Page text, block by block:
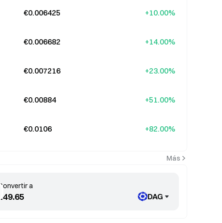
€0.006425 +10.00%
€0.006682 +14.00%
€0.007216 +23.00%
€0.00884 +51.00%
€0.0106 +82.00%
Más
Convertir a
DAG